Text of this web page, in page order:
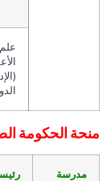
علم
(الإدارة
الدولية)
الحكومة
مدرسة رئيسي